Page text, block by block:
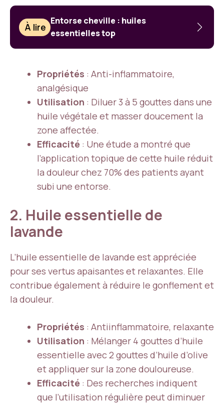
À lire
Entorse cheville : huiles
essentielles top
Propriétés : Anti-inflammatoire,
analgésique
Utilisation : Diluer 3 à 5 gouttes dans une
huile végétale et masser doucement la
zone affectée.
Efficacité : Une étude a montré que
l’application topique de cette huile réduit
la douleur chez 70% des patients ayant
subi une entorse.
2. Huile essentielle de
lavande
L’huile essentielle de lavande est appréciée
pour ses vertus apaisantes et relaxantes. Elle
contribue également à réduire le gonflement et
la douleur.
Propriétés : Antiinflammatoire, relaxante
Utilisation : Mélanger 4 gouttes d’huile
essentielle avec 2 gouttes d’huile d’olive
et appliquer sur la zone douloureuse.
Efficacité : Des recherches indiquent
que l’utilisation régulière peut diminuer